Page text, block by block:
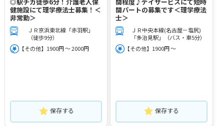
健施設にて理学療法士募集！＜
非常勤＞
ＪＲ京浜東北線「赤羽駅」
（徒歩9分）
【その他】1900円 ～ 2000円
保存する
間パートの募集です＜理学療法
士＞
ＪＲ中央本線(名古屋－塩尻)
「多治見駅」（バス・車5分）
【その他】1900円 ～
保存する